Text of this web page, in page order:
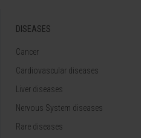
DISEASES
Cancer
Cardiovascular diseases
Liver diseases
Nervous System diseases
Rare diseases